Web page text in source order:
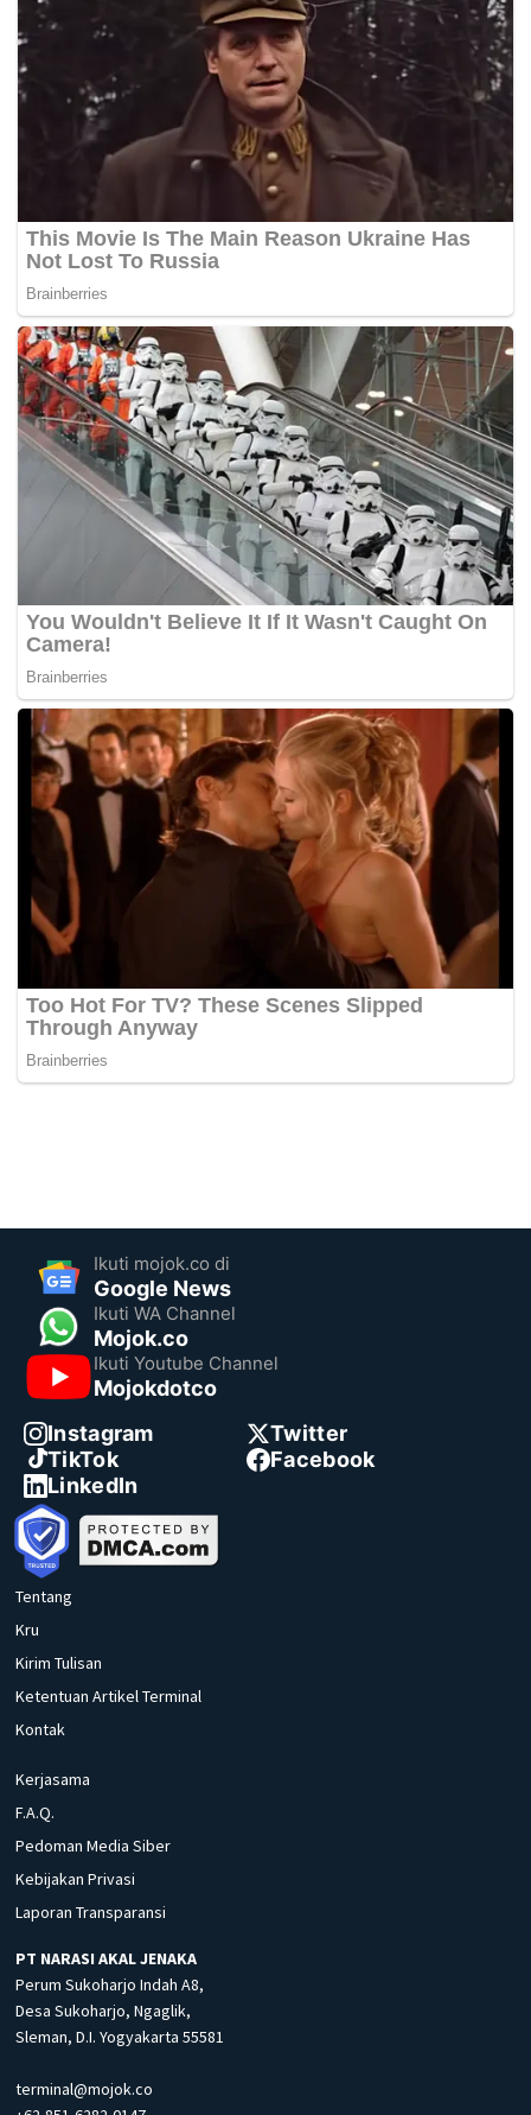
Ikuti mojok.co di
Google News
Ikuti WA Channel
Mojok.co
Ikuti Youtube Channel
Mojokdotco
Instagram
Twitter
TikTok
Facebook
LinkedIn
Tentang
Kru
Kirim Tulisan
Ketentuan Artikel Terminal
Kontak
Kerjasama
F.A.Q.
Pedoman Media Siber
Kebijakan Privasi
Laporan Transparansi
PT NARASI AKAL JENAKA
Perum Sukoharjo Indah A8,
Desa Sukoharjo, Ngaglik,
Sleman, D.I. Yogyakarta 55581
terminal@mojok.co